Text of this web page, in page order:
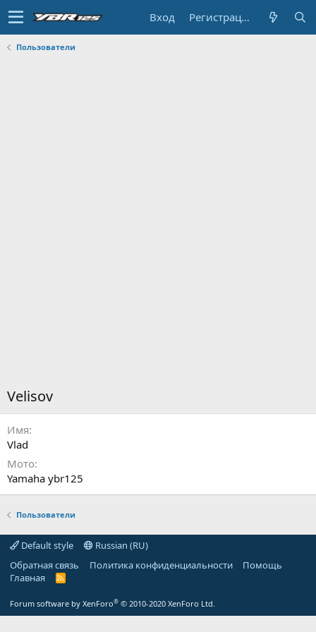
Вход Регистрация
Пользователи
Velisov
Имя
Vlad
Мото
Yamaha ybr125
Пользователи
Default style
Russian (RU)
Обратная связь
Политика конфиденциальности
Помощь
Главная
R
Forum software by XenForo® © 2010-2020 XenForo Ltd.